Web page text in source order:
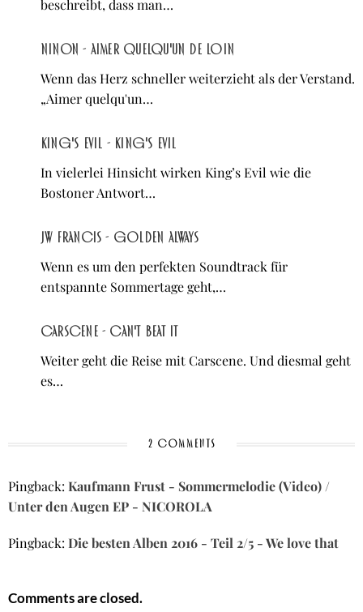
beschreibt, dass man…
NINON - Aimer quelqu'un de loin
Wenn das Herz schneller weiterzieht als der Verstand.
„Aimer quelqu'un…
King's Evil - King's Evil
In vielerlei Hinsicht wirken King’s Evil wie die
Bostoner Antwort…
JW Francis - Golden Always
Wenn es um den perfekten Soundtrack für
entspannte Sommertage geht,…
Carscene - Can't Beat It
Weiter geht die Reise mit Carscene. Und diesmal geht
es…
2 COMMENTS
Pingback: Kaufmann Frust - Sommermelodie (Video) /
Unter den Augen EP - NICOROLA
Pingback: Die besten Alben 2016 - Teil 2/5 - We love that
Comments are closed.